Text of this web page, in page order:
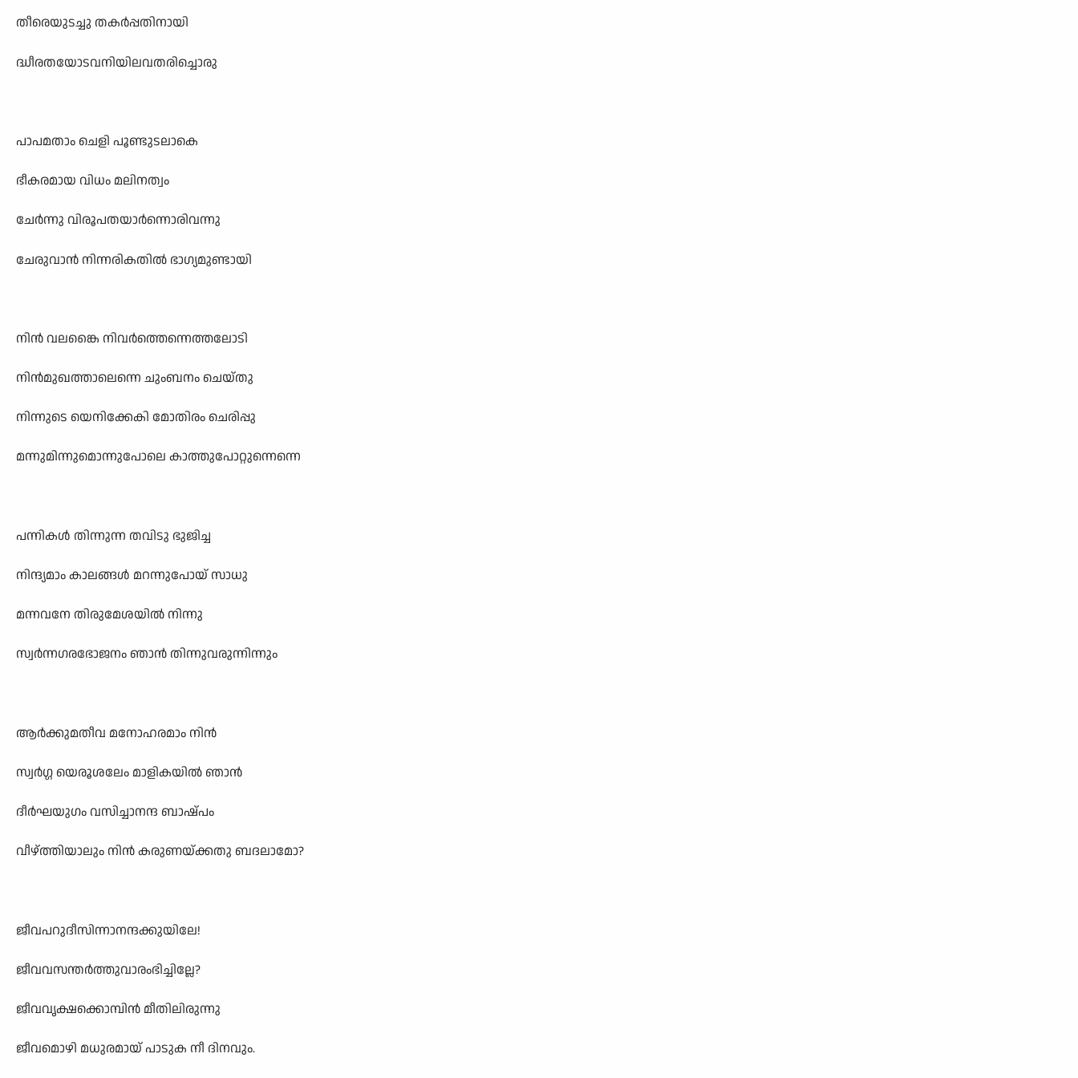
തീരെയുടച്ചു തകർപ്പതിനായി
ദ്ധീരതയോടവനിയിലവതരിച്ചൊരു
പാപമതാം ചെളി പൂണ്ടുടലാകെ
ഭീകരമായ വിധം മലിനത്വം
ചേർന്നു വിരൂപതയാർന്നൊരിവന്നു
ചേരുവാൻ നിന്നരികതിൽ ഭാഗ്യമുണ്ടായി
നിൻ വലങ്കൈ നിവർത്തെന്നെത്തലോടി
നിൻമുഖത്താലെന്നെ ചുംബനം ചെയ്തു
നിന്നുടെ യെനിക്കേകി മോതിരം ചെരിപ്പു
മന്നുമിന്നുമൊന്നുപോലെ കാത്തുപോറ്റുന്നെന്നെ
പന്നികൾ തിന്നുന്ന തവിടു ഭുജിച്ച
നിന്ദ്യമാം കാലങ്ങൾ മറന്നുപോയ് സാധു
മന്നവനേ തിരുമേശയിൽ നിന്നു
സ്വർന്നഗരഭോജനം ഞാൻ തിന്നുവരുന്നിന്നും
ആർക്കുമതീവ മനോഹരമാം നിൻ
സ്വർഗ്ഗ യെരൂശലേം മാളികയിൽ ഞാൻ
ദീർഘയുഗം വസിച്ചാനന്ദ ബാഷ്പം
വീഴ്ത്തിയാലും നിൻ കരുണയ്ക്കതു ബദലാമോ?
ജീവപറുദീസിന്നാനന്ദക്കുയിലേ!
ജീവവസന്തർത്തുവാരംഭിച്ചില്ലേ?
ജീവവൃക്ഷക്കൊമ്പിൻ മീതിലിരുന്നു
ജീവമൊഴി മധുരമായ് പാടുക നീ ദിനവും.